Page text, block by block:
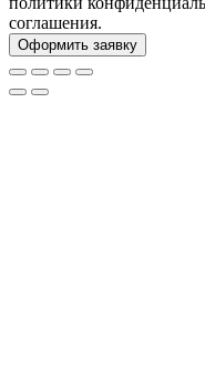
соглашения.